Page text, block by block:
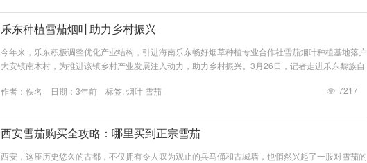
于单一标准，而是要根据个人用途及申...
乐东种植雪茄烟叶助力乡村振兴
今年来，乐东积极调整优化产业结构，引进海南乐东畅好烟草种植专业合作社雪茄烟叶种植基地落户
大安镇南木村，为推进该镇乡村产业发展注入动力，助力乡村振兴。3月26日，记者走进乐东黎族自
宽大肥厚、翠绿喜人，在阳光映衬下显得格外娇嫩。目前，雪茄烟叶已进入采收期，田间地头一派忙
烟叶，忙碌的村民们脸上洋溢着幸福的笑容...
作者： 佚名 日期：3年前 标签:烟叶 雪茄 7217
西安雪茄购买全攻略：哪里买到正宗雪茄
西安，这座历史悠久的古都，不仅拥有令人叹为观止的兵马俑和古城墙，也悄然兴起了一股对雪茄的